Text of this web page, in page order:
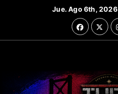
Jue. Ago 6th, 2026